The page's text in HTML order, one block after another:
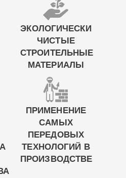
ЭКОЛОГИЧЕСКИ
ЧИСТЫЕ
СТРОИТЕЛЬНЫЕ
МАТЕРИАЛЫ
ПРИМЕНЕНИЕ
САМЫХ
ПЕРЕДОВЫХ
ТЕХНОЛОГИЙ В
ПРОИЗВОДСТВЕ